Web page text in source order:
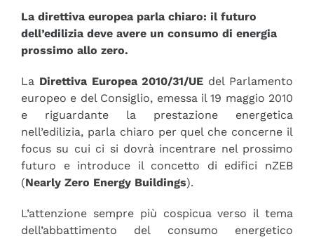
Italiano
English
Deutsch
La direttiva europea parla chiaro: il futuro
dell’edilizia deve avere un consumo di energia
prossimo allo zero.
La Direttiva Europea 2010/31/UE del Parlamento
europeo e del Consiglio, emessa il 19 maggio 2010
e riguardante la prestazione energetica
nell’edilizia, parla chiaro per quel che concerne il
focus su cui ci si dovrà incentrare nel prossimo
futuro e introduce il concetto di edifici nZEB
(Nearly Zero Energy Buildings).
L’attenzione sempre più cospicua verso il tema
dell’abbattimento del consumo energetico